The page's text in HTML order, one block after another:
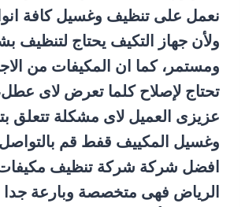
نعمل على تنظيف وغسيل كافة
ولأن جهاز التكيف يحتاج لتنظيف
ومستمر، كما ان المكيفات من
تحتاج لإصلاح كلما تعرض لاى
عزيزى العميل لاى مشكلة تتعلق
وغسيل المكييف قفط قم
افضل شركة شركة تنظيف
الرياض فهى متخصصة وبارعة جدا